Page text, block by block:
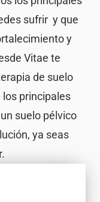
sufrir y que
y
Vitae te
de suelo
los principales
suelo pélvico
ya seas